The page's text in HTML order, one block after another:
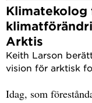
Klimatekolog
Arktis
Keith Larson
vision för arktisk
Idag, som